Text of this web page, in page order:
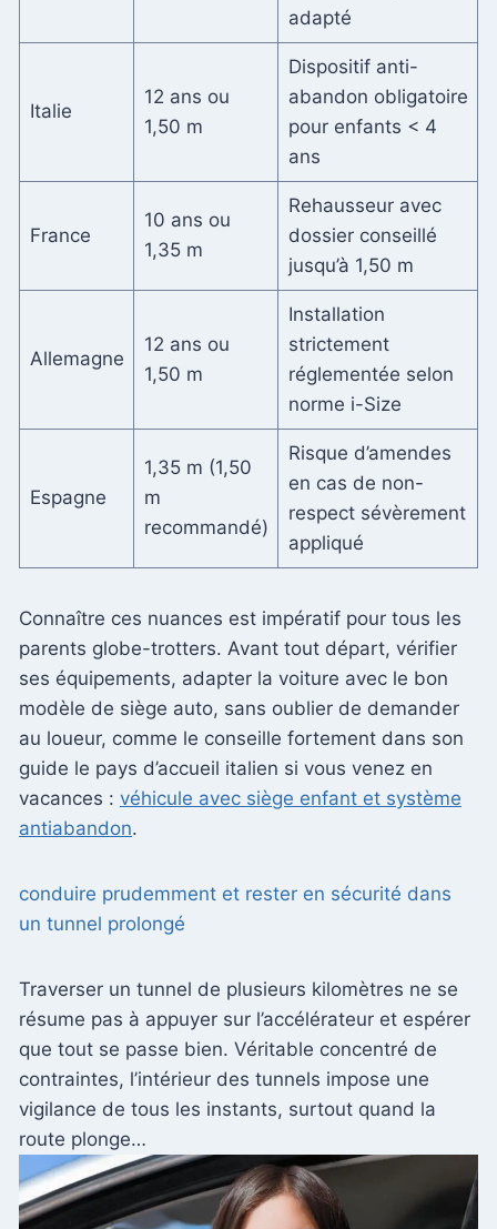
adapté
Italie
12 ans ou
1,50 m
Dispositif anti-
abandon obligatoire
pour enfants < 4
ans
France
10 ans ou
1,35 m
Rehausseur avec
dossier conseillé
jusqu’à 1,50 m
Allemagne
12 ans ou
1,50 m
Installation
strictement
réglementée selon
norme i-Size
Espagne
1,35 m (1,50
m
recommandé)
Risque d’amendes
en cas de non-
respect sévèrement
appliqué
Connaître ces nuances est impératif pour tous les
parents globe-trotters. Avant tout départ, vérifier
ses équipements, adapter la voiture avec le bon
modèle de siège auto, sans oublier de demander
au loueur, comme le conseille fortement dans son
guide le pays d’accueil italien si vous venez en
vacances : véhicule avec siège enfant et système
antiabandon.
conduire prudemment et rester en sécurité dans
un tunnel prolongé
Traverser un tunnel de plusieurs kilomètres ne se
résume pas à appuyer sur l’accélérateur et espérer
que tout se passe bien. Véritable concentré de
contraintes, l’intérieur des tunnels impose une
vigilance de tous les instants, surtout quand la
route plonge…